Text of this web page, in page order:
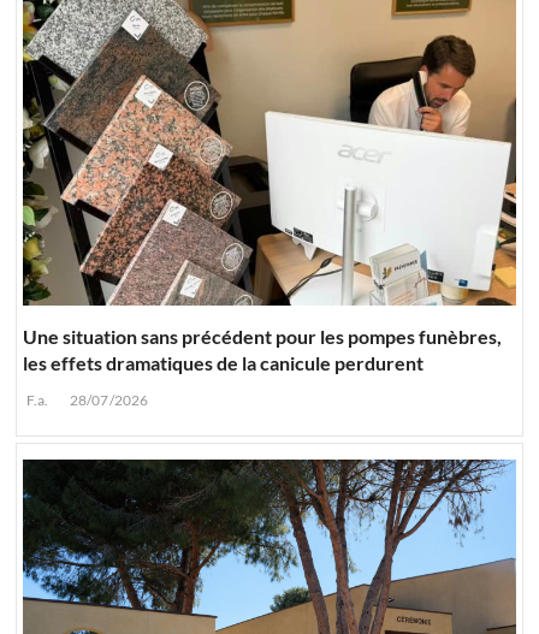
Une situation sans précédent pour les pompes funèbres,
les effets dramatiques de la canicule perdurent
F.a. 28/07/2026